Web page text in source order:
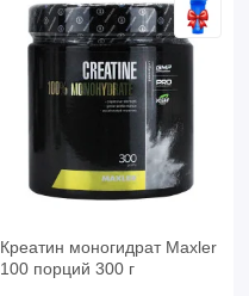
Креатин моногидрат Maxler
100 порций 300 г